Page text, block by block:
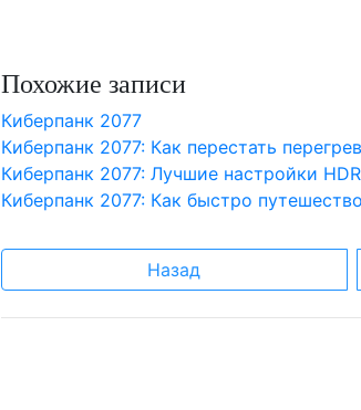
Похожие записи
Киберпанк 2077
Киберпанк 2077: Как перестать
Киберпанк 2077: Лучшие настройки HDR
Киберпанк 2077: Как быстро
Назад